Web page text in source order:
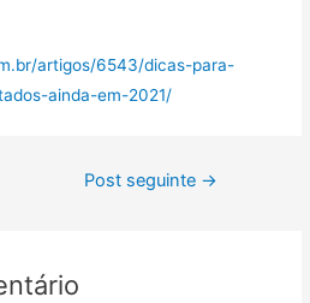
artigos/6543/dicas-para-
ainda-em-2021/
Post seguinte →